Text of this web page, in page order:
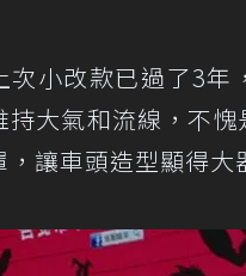
次小改款已過了3年
持大氣和流線，不
讓車頭造型顯得大